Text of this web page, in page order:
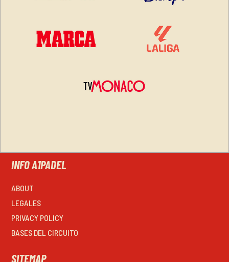
INFO A1PADEL
ABOUT
LEGALES
PRIVACY POLICY
BASES DEL CIRCUITO
SITEMAP